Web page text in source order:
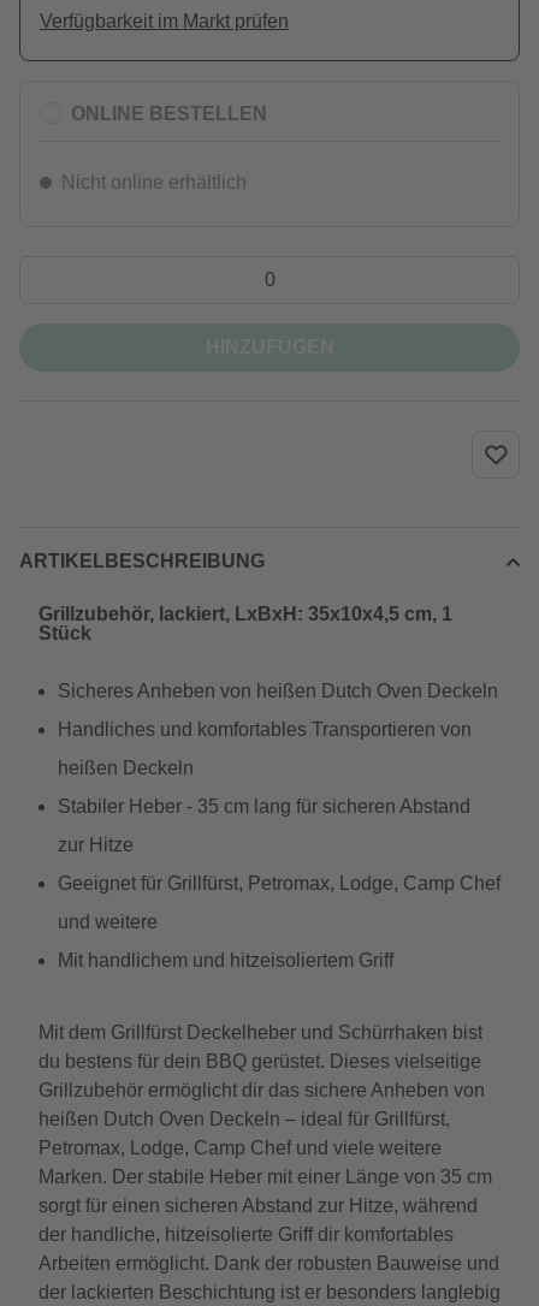
Verfügbarkeit im Markt prüfen
ONLINE BESTELLEN
Nicht online erhältlich
ARTIKELBESCHREIBUNG
Grillzubehör, lackiert, LxBxH: 35x10x4,5 cm, 1
Stück
Sicheres Anheben von heißen Dutch Oven Deckeln
Handliches und komfortables Transportieren von
heißen Deckeln
Stabiler Heber - 35 cm lang für sicheren Abstand
zur Hitze
Geeignet für Grillfürst, Petromax, Lodge, Camp Chef
und weitere
Mit handlichem und hitzeisoliertem Griff
Mit dem Grillfürst Deckelheber und Schürrhaken bist
du bestens für dein BBQ gerüstet. Dieses vielseitige
Grillzubehör ermöglicht dir das sichere Anheben von
heißen Dutch Oven Deckeln – ideal für Grillfürst,
Petromax, Lodge, Camp Chef und viele weitere
Marken. Der stabile Heber mit einer Länge von 35 cm
sorgt für einen sicheren Abstand zur Hitze, während
der handliche, hitzeisolierte Griff dir komfortables
Arbeiten ermöglicht. Dank der robusten Bauweise und
der lackierten Beschichtung ist er besonders langlebig